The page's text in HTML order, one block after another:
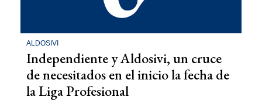
ALDOSIVI
Independiente y Aldosivi, un cruce
de necesitados en el inicio la fecha de
la Liga Profesional